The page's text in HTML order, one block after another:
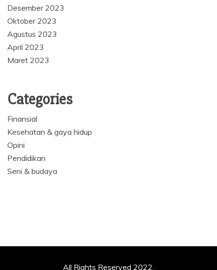
Desember 2023
Oktober 2023
Agustus 2023
April 2023
Maret 2023
Categories
Finansial
Kesehatan & gaya hidup
Opini
Pendidikan
Seni & budaya
All Rights Reserved 2022.